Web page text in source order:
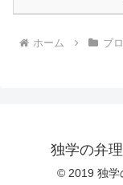
ホーム ブ
独学の弁
© 2019 独学